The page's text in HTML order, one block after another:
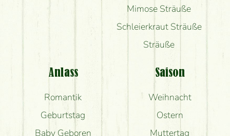
Mimose Sträuße
Schleierkraut Sträuße
Sträuße
Anlass
Romantik
Geburtstag
Baby Geboren
Saison
Weihnacht
Ostern
Muttertag